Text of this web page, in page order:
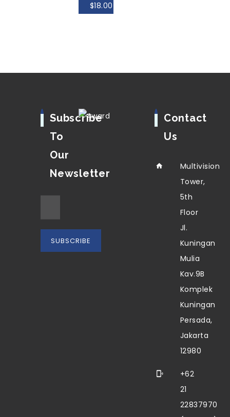
$18.00
Subscribe
To
Our
Newsletter
Contact
Us
Multivision
Tower,
5th
Floor
Jl.
Kuningan
Mulia
Kav.9B
Komplek
Kuningan
Persada,
Jakarta
12980
+62
21
22837970